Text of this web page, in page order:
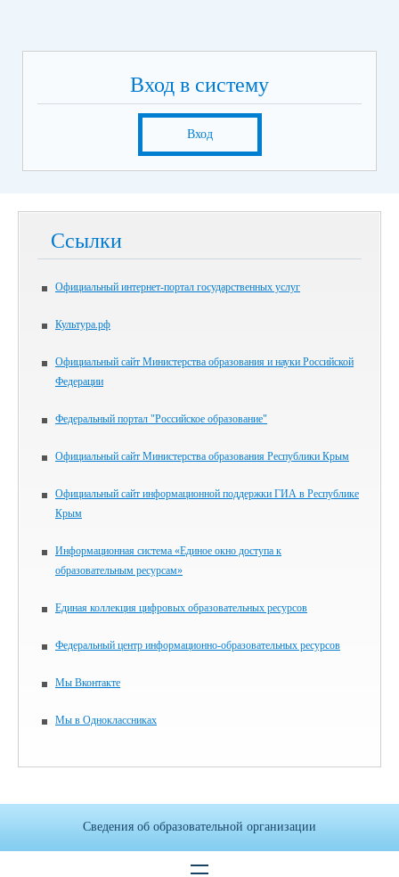
Вход в систему
Вход
Ссылки
Официальный интернет-портал государственных услуг
Культура.рф
Официальный сайт Министерства образования и науки Российской
Федерации
Федеральный портал "Российское образование"
Официальный сайт Министерства образования Республики Крым
Официальный сайт информационной поддержки ГИА в Республике
Крым
Информационная система «Единое окно доступа к
образовательным ресурсам»
Единая коллекция цифровых образовательных ресурсов
Федеральный центр информационно-образовательных ресурсов
Мы Вконтакте
Мы в Одноклассниках
Сведения об образовательной организации